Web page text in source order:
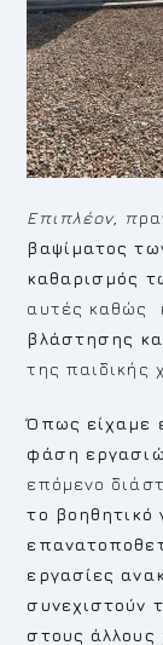
Επιπλέον, π
βαψίματος
καθαρισμός
αυτές καθώς
βλάστησης
της παιδικής
Όπως είχαμε
φάση
επόμενο
το βοηθητικό
εργασίες
συνεχιστούν
στους